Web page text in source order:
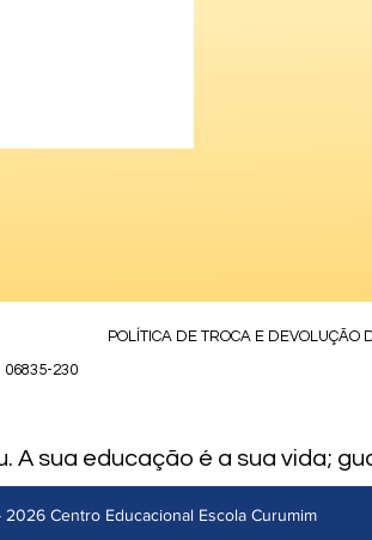
06835-230
POLÍTICA DE TROCA E DEVOLUÇÃO
A sua educação é a sua vida;
2026 Centro Educacional Escola Curumim